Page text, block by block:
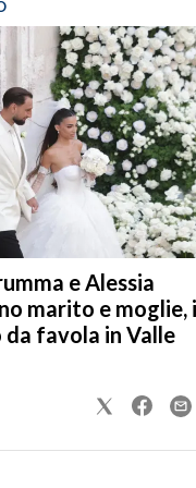
e Alessia
marito e moglie,
favola in Valle